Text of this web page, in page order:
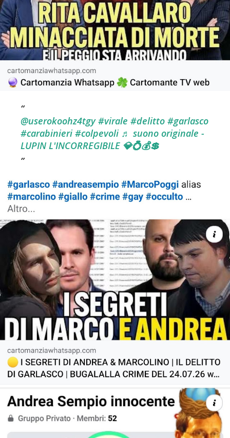
@userokoohz4tgy #virale #delitto #garlasco
#carabinieri #colpevoli ♬ suono originale -
LUPIN L'INCORREGIBILE 💎💍💰💲